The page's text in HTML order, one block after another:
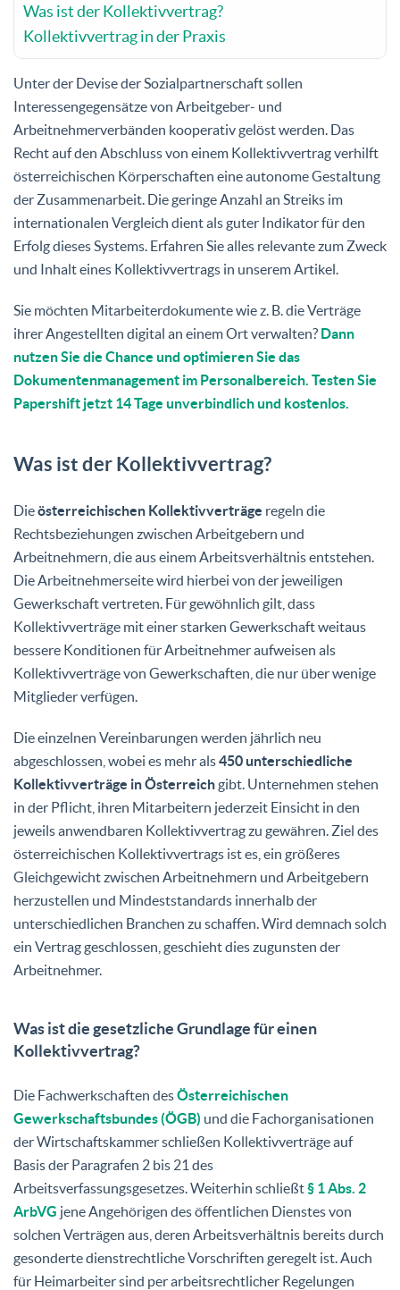
Was ist der Kollektivvertrag?
Kollektivvertrag in der Praxis
Unter der Devise der Sozialpartnerschaft sollen
Interessengegensätze von Arbeitgeber- und
Arbeitnehmerverbänden kooperativ gelöst werden. Das
Recht auf den Abschluss von einem Kollektivvertrag verhilft
österreichischen Körperschaften eine autonome Gestaltung
der Zusammenarbeit. Die geringe Anzahl an Streiks im
internationalen Vergleich dient als guter Indikator für den
Erfolg dieses Systems. Erfahren Sie alles relevante zum Zweck
und Inhalt eines Kollektivvertrags in unserem Artikel.
Sie möchten Mitarbeiterdokumente wie z. B. die Verträge
ihrer Angestellten digital an einem Ort verwalten? Dann
nutzen Sie die Chance und optimieren Sie das
Dokumentenmanagement im Personalbereich. Testen Sie
Papershift jetzt 14 Tage unverbindlich und kostenlos.
Was ist der Kollektivvertrag?
Dieösterreichischen Kollektivverträge regeln die
Rechtsbeziehungen zwischen Arbeitgebern und
Arbeitnehmern, die aus einem Arbeitsverhältnis entstehen.
Die Arbeitnehmerseite wird hierbei von der jeweiligen
Gewerkschaft vertreten. Für gewöhnlich gilt, dass
Kollektivverträge mit einer starken Gewerkschaft weitaus
bessere Konditionen für Arbeitnehmer aufweisen als
Kollektivverträge von Gewerkschaften, die nur über wenige
Mitglieder verfügen.
Die einzelnen Vereinbarungen werden jährlich neu
abgeschlossen, wobei es mehr als450 unterschiedliche
Kollektivverträge in Österreichgibt. Unternehmen stehen
in der Pflicht, ihren Mitarbeitern jederzeit Einsicht in den
jeweils anwendbaren Kollektivvertrag zu gewähren. Ziel des
österreichischen Kollektivvertrags ist es, ein größeres
Gleichgewicht zwischen Arbeitnehmern und Arbeitgebern
herzustellen und Mindeststandards innerhalb der
unterschiedlichen Branchen zu schaffen. Wird demnach solch
ein Vertrag geschlossen, geschieht dies zugunsten der
Arbeitnehmer.
Was ist die gesetzliche Grundlage für einen
Kollektivvertrag?
Die Fachwerkschaften desÖsterreichischen
Gewerkschaftsbundes (ÖGB) und die Fachorganisationen
der Wirtschaftskammer schließen Kollektivverträge auf
Basis der Paragrafen 2 bis 21 des
Arbeitsverfassungsgesetzes. Weiterhin schließt§ 1 Abs. 2
ArbVG jene Angehörigen des öffentlichen Dienstes von
solchen Verträgen aus, deren Arbeitsverhältnis bereits durch
gesonderte dienstrechtliche Vorschriften geregelt ist. Auch
für Heimarbeiter sind per arbeitsrechtlicher Regelungen